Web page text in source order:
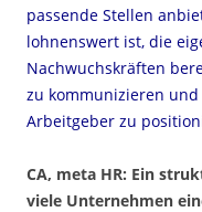
passende Stellen
lohnenswert ist, die
Nachwuchskräften
zu kommunizieren
Arbeitgeber zu
CA, meta HR: Ein
viele Unternehmen